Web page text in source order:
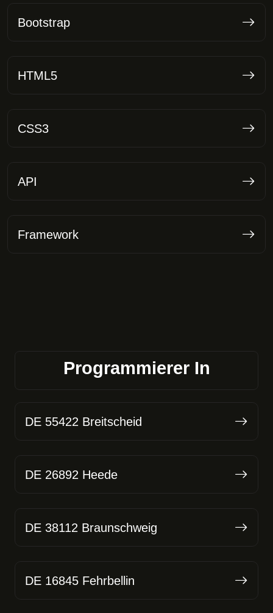
Bootstrap
HTML5
CSS3
API
Framework
Programmierer In
DE 55422 Breitscheid
DE 26892 Heede
DE 38112 Braunschweig
DE 16845 Fehrbellin